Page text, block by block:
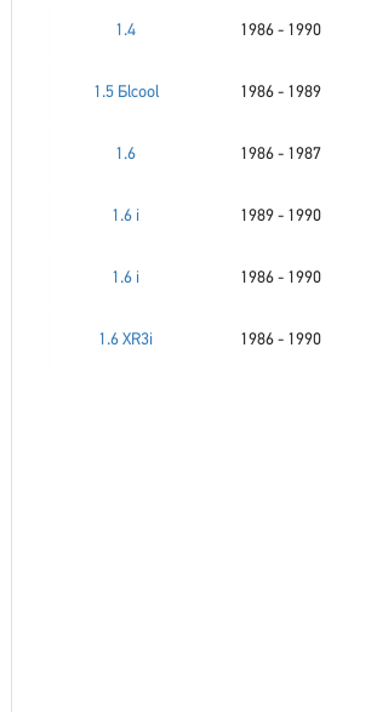
1.4 1986 - 1990
1.5 Бlcool 1986 - 1989
1.6 1986 - 1987
1.6 i 1989 - 1990
1.6 i 1986 - 1990
1.6 XR3i 1986 - 1990